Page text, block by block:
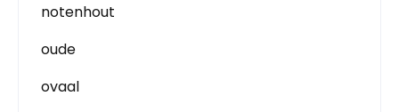
notenhout
oude
ovaal